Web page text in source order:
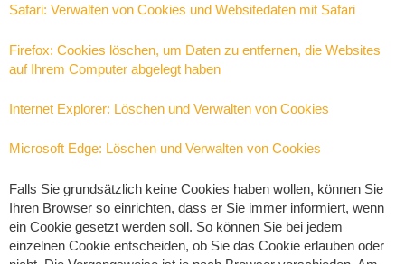
Safari: Verwalten von Cookies und Websitedaten mit Safari
Firefox: Cookies löschen, um Daten zu entfernen, die Websites
auf Ihrem Computer abgelegt haben
Internet Explorer: Löschen und Verwalten von Cookies
Microsoft Edge: Löschen und Verwalten von Cookies
Falls Sie grundsätzlich keine Cookies haben wollen, können Sie
Ihren Browser so einrichten, dass er Sie immer informiert, wenn
ein Cookie gesetzt werden soll. So können Sie bei jedem
einzelnen Cookie entscheiden, ob Sie das Cookie erlauben oder